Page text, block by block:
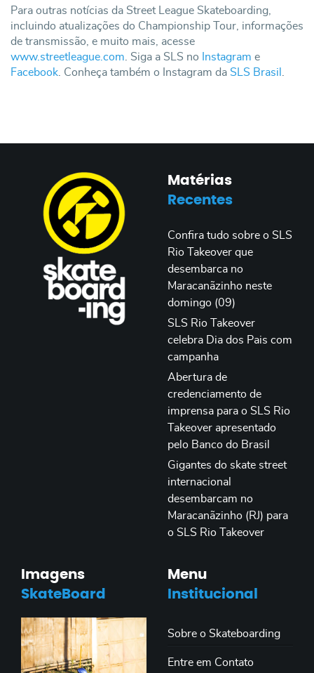
Para outras notícias da Street League Skateboarding,
incluindo atualizações do Championship Tour, informações
de transmissão, e muito mais, acesse
www.streetleague.com . Siga a SLS no Instagram e
Facebook . Conheça também o Instagram da SLS Brasil
Matérias
Recentes
Confira tudo sobre o SLS
Rio Takeover que
desembarca no
Maracanãzinho neste
domingo (09)
SLS Rio Takeover
celebra Dia dos Pais com
campanha
Abertura de
credenciamento de
imprensa para o SLS Rio
Takeover apresentado
pelo Banco do Brasil
Gigantes do skate street
internacional
desembarcam no
Maracanãzinho (RJ) para
o SLS Rio Takeover
Imagens
SkateBoard
Menu
Institucional
Sobre o Skateboarding
Entre em Contato